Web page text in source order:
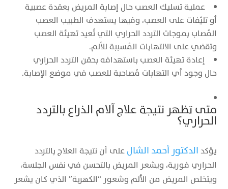
عملية تسليك العصب حال إصابة المريض بعقدة عصبية
أو تليّفات على العصب، وفيها يستهدف الطبيب العصب
المُصاب بموجات التردد الحراري التي تُعيد تهيئة العصب
وتقضي على الالتهابات المُسببة للألم.
إعادة تهيئة العصب باستهدافه بحقن التردد الحراري
حال وجود أي التهابات مُصاحبة للعصب في موضع الإصابة.
متى تظهر نتيجة علاج آلام الذراع بالتردد
الحراري؟
يؤكدالدكتور أحمد الشالعلى أن نتيجة العلاج بالتردد
الحراري فورية، ويشعر المريض بالتحسن في نفس الجلسة،
ويتخلص المريض من الألم وشعور “الكهربة” الذي كان يشعر